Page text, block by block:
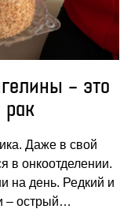
– это
рак
Даже в свой
в онкоотделении.
на день. Редкий и
– острый…